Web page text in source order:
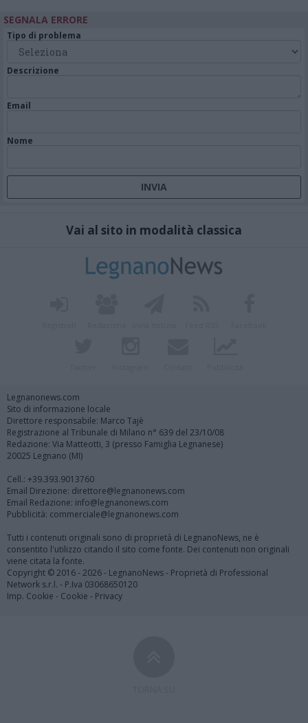
SEGNALA ERRORE
Tipo di problema
Descrizione
Email
Nome
Vai al sito in modalità classica
Legnanonews.com
Sito di informazione locale
Direttore responsabile: Marco Tajè
Registrazione al Tribunale di Milano n° 639 del 23/10/08
Redazione: Via Matteotti, 3 (presso Famiglia Legnanese)
20025 Legnano (MI)
Cell.: +39.393.9013760
Email Direzione: direttore@legnanonews.com
Email Redazione: info@legnanonews.com
Pubblicità: commerciale@legnanonews.com
Tutti i contenuti originali sono di proprietà di LegnanoNews, ne è
consentito l'utilizzo citando il sito come fonte. Dei contenuti non originali
viene citata la fonte.
Copyright © 2016 - 2026 - LegnanoNews - Proprietà di Professional
Network s.r.l. - P.Iva 03068650120
Imp. Cookie - Cookie - Privacy